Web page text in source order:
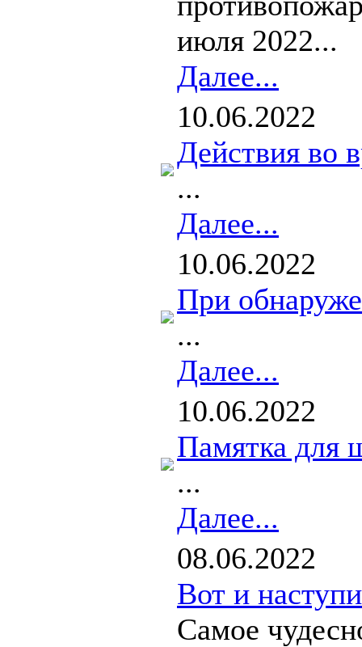
июля 2022...
Далее...
10.06.2022
Действия во
...
Далее...
10.06.2022
При
...
Далее...
10.06.2022
Памятка для
...
Далее...
08.06.2022
Вот и
Самое